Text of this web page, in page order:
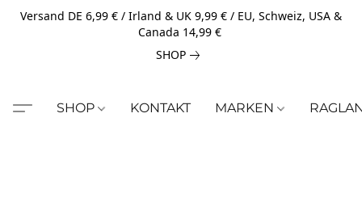
Versand DE 6,99 € / Irland & UK 9,99 € / EU, Schweiz, USA &
Canada 14,99 €
SHOP
SHOP KONTAKT MARKEN